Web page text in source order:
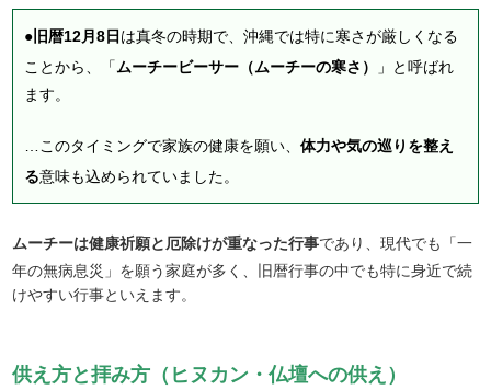
● 旧暦12月8日 は真冬の時期で、沖縄では特に寒さが厳しくなる
ことから、「ムーチービーサー（ムーチーの寒さ）
」と呼ばれ
ます。
…このタイミングで家族の健康を願い、体力や気の巡りを整え
る意味も込められていました。
ムーチーは健康祈願と厄除けが重なった行事であり、現代でも「一
年の無病息災」を願う家庭が多く、旧暦行事の中でも特に身近で続
けやすい行事といえます。
供え方と拝み方（ヒヌカン・仏壇への供え）